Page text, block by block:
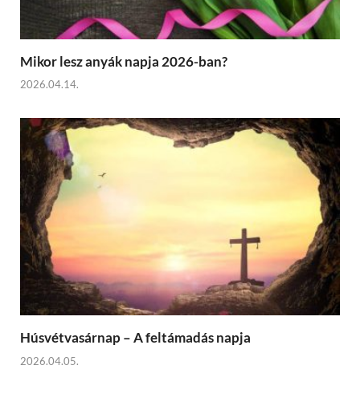
Mikor lesz anyák napja 2026-ban?
2026.04.14.
Húsvétvasárnap – A feltámadás napja
2026.04.05.